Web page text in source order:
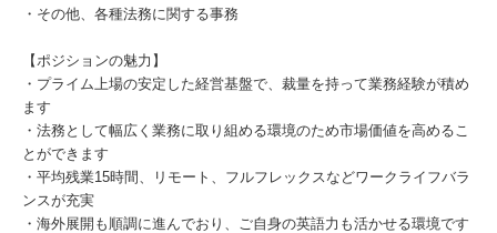
・その他、各種法務に関する事務
【ポジションの魅力】
・プライム上場の安定した経営基盤で、裁量を持って業務経験が積め
ます
・法務として幅広く業務に取り組める環境のため市場価値を高めるこ
とができます
・平均残業15時間、リモート、フルフレックスなどワークライフバラ
ンスが充実
・海外展開も順調に進んでおり、ご自身の英語力も活かせる環境です